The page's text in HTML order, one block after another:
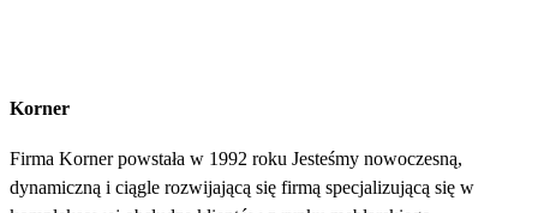
Korner
Firma Korner powstała w 1992 roku Jesteśmy nowoczesną,
dynamiczną i ciągle rozwijającą się firmą specjalizującą się w